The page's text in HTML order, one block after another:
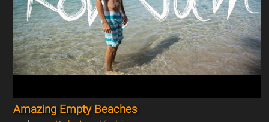
Amazing Empty Beaches